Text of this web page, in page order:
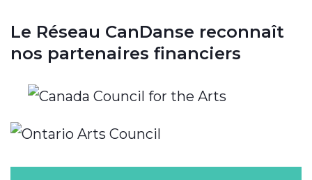
Le Réseau CanDanse reconnaît
nos partenaires financiers